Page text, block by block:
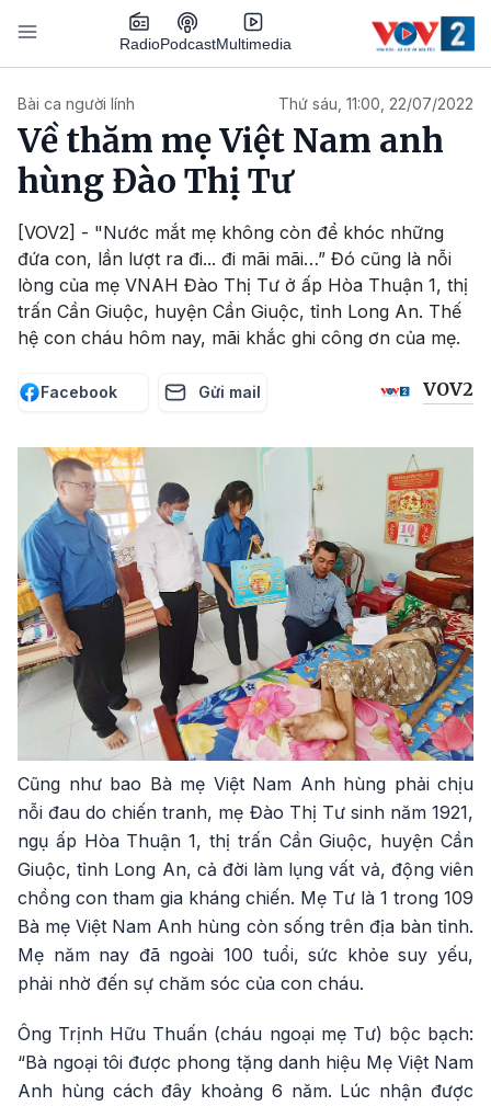
Nhảy đến nội dung
RadioPodcastMultimedia
Bài ca người lính Thứ sáu, 11:00, 22/07/2022
Về thăm mẹ Việt Nam anh
hùng Đào Thị Tư
[VOV2] - "Nước mắt mẹ không còn để khóc những
đứa con, lần lượt ra đi... đi mãi mãi…” Đó cũng là nỗi
lòng của mẹ VNAH Đào Thị Tư ở ấp Hòa Thuận 1, thị
trấn Cần Giuộc, huyện Cần Giuộc, tỉnh Long An. Thế
hệ con cháu hôm nay, mãi khắc ghi công ơn của mẹ.
Facebook Gửi mail VOV2
Cũng như bao Bà mẹ Việt Nam Anh hùng phải chịu
nỗi đau do chiến tranh, mẹ Đào Thị Tư sinh năm 1921,
ngụ ấp Hòa Thuận 1, thị trấn Cần Giuộc, huyện Cần
Giuộc, tỉnh Long An, cả đời làm lụng vất vả, động viên
chồng con tham gia kháng chiến. Mẹ Tư là 1 trong 109
Bà mẹ Việt Nam Anh hùng còn sống trên địa bàn tỉnh.
Mẹ năm nay đã ngoài 100 tuổi, sức khỏe suy yếu,
phải nhờ đến sự chăm sóc của con cháu.
Ông Trịnh Hữu Thuấn (cháu ngoại mẹ Tư) bộc bạch:
“Bà ngoại tôi được phong tặng danh hiệu Mẹ Việt Nam
Anh hùng cách đây khoảng 6 năm. Lúc nhận được